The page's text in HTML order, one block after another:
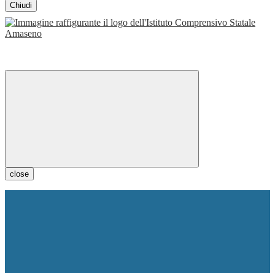
Chiudi
close